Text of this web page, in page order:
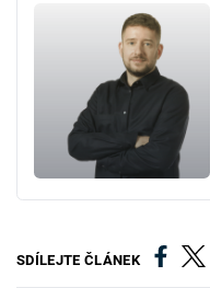
SDÍLEJTE ČLÁNEK